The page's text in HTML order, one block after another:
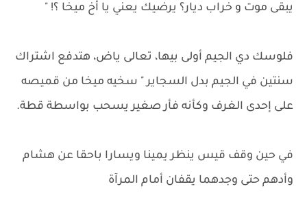
يبقى موت و خراب ديار؟ يرضيك يعني يا أخ ميخا ؟! "
فلوسك دي الجيم أولى بيها، تعالى ياض، هتدفع اشتراك
سنتين في الجيم بدل السجاير " سخيه ميخا من قميصه
على إحدى الغرف وكأنه فأر صغير يسحب بواسطة قطة.
في حين وقف قيس ينظر يمينا ويسارا باحقا عن هشام
وأدهم حتى وجدهما يقفان أمام المرآة